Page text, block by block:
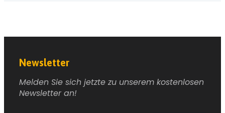
Newsletter
Melden Sie sich jetzte zu unserem kostenlosen
Newsletter an!